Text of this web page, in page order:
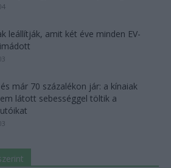
leállítják, amit két éve minden EV-
már 70 százalékon jár: a kínaiak
látott sebességgel töltik a